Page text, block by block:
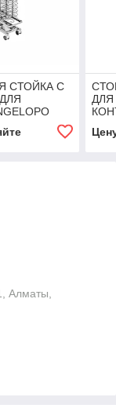
СТОЙКА С
ДЛЯ
Алматы,